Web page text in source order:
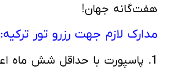
هفت‌گانه جهان!
مدارک لازم جهت رزرو تور ترکیه:
1. پاسپورت با حداقل شش ماه اعتبار